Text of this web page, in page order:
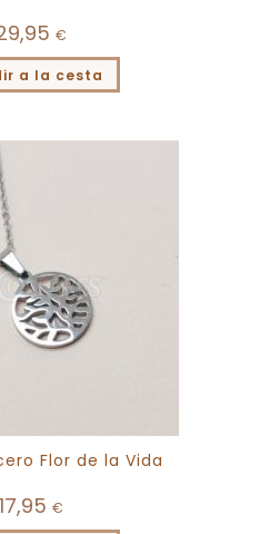
€
a la cesta
Flor de la Vida
17,95 €